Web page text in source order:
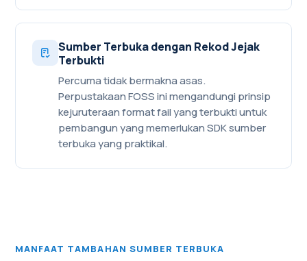
Sumber Terbuka dengan Rekod Jejak
Terbukti
Percuma tidak bermakna asas.
Perpustakaan FOSS ini mengandungi prinsip
kejuruteraan format fail yang terbukti untuk
pembangun yang memerlukan SDK sumber
terbuka yang praktikal.
MANFAAT TAMBAHAN SUMBER TERBUKA